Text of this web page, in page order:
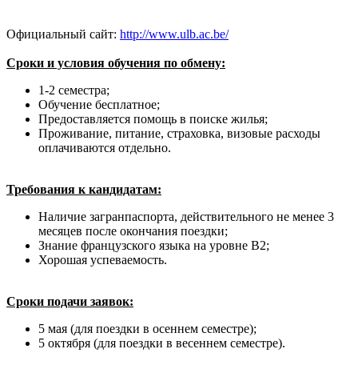
Официальный сайт: http://www.ulb.ac.be/
Сроки и условия обучения по обмену:
1-2 семестра;
Обучение бесплатное;
Предоставляется помощь в поиске жилья;
Проживание, питание, страховка, визовые расходы
оплачиваются отдельно.
Требования к кандидатам:
Наличие загранпаспорта, действительного не менее 3
месяцев после окончания поездки;
Знание французского языка на уровне В2;
Хорошая успеваемость.
Сроки подачи заявок:
5 мая (для поездки в осеннем семестре);
5 октября (для поездки в весеннем семестре).